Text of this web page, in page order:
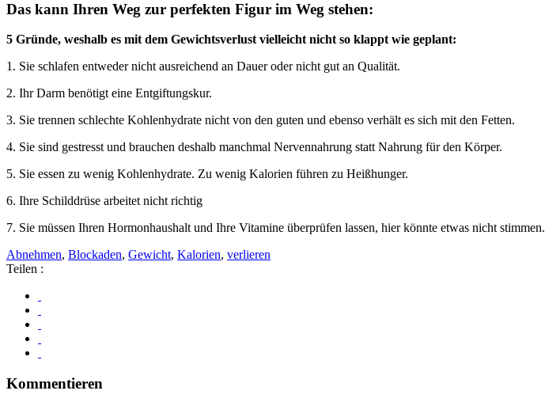
Das kann Ihren Weg zur perfekten Figur im Weg stehen:
5 Gründe, weshalb es mit dem Gewichtsverlust vielleicht nicht so klappt wie geplant:
1. Sie schlafen entweder nicht ausreichend an Dauer oder nicht gut an Qualität.
2. Ihr Darm benötigt eine Entgiftungskur.
3. Sie trennen schlechte Kohlenhydrate nicht von den guten und ebenso verhält es sich mit den Fetten.
4. Sie sind gestresst und brauchen deshalb manchmal Nervennahrung statt Nahrung für den Körper.
5. Sie essen zu wenig Kohlenhydrate. Zu wenig Kalorien führen zu Heißhunger.
6. Ihre Schilddrüse arbeitet nicht richtig
7. Sie müssen Ihren Hormonhaushalt und Ihre Vitamine überprüfen lassen, hier könnte etwas nicht stimmen.
Abnehmen, Blockaden, Gewicht, Kalorien, verlieren
Teilen :
Kommentieren